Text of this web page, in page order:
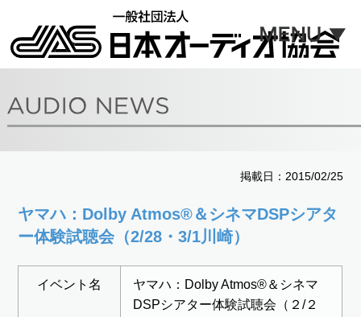
掲載日：2015/02/25
ヤマハ：Dolby Atmos®＆シネマDSPシアタ
ー体験試聴会（2/28・3/1川崎）
イベント名
ヤマハ：Dolby Atmos®＆シネマ
DSPシアター体験試聴会（２/２